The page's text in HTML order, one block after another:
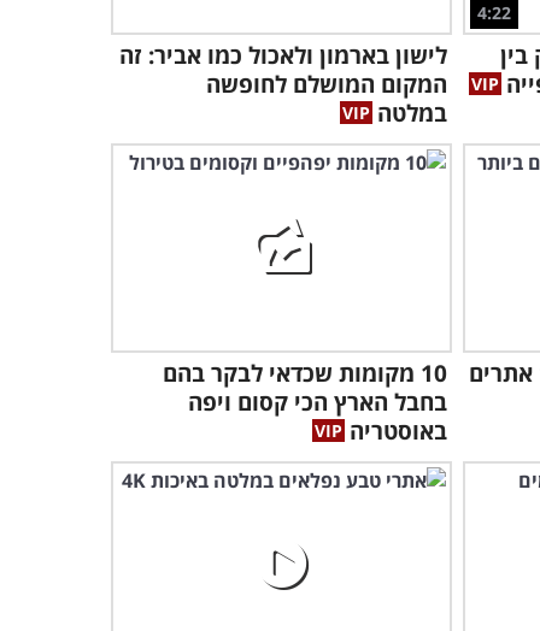
2:53
3 דקות של קסם: צאו למסע
אל הנחל הגדול ביותר בגליל
המערבי
4:22
לישון בארמון ולאכול כמו אביר: זה
המקום המושלם לחופשה
במלטה
פורטו מחכה לכם: הכירו 11 אתרים
10 מקומות שכדאי לבקר בהם
בחבל הארץ הכי קסום ויפה
באוסטריה